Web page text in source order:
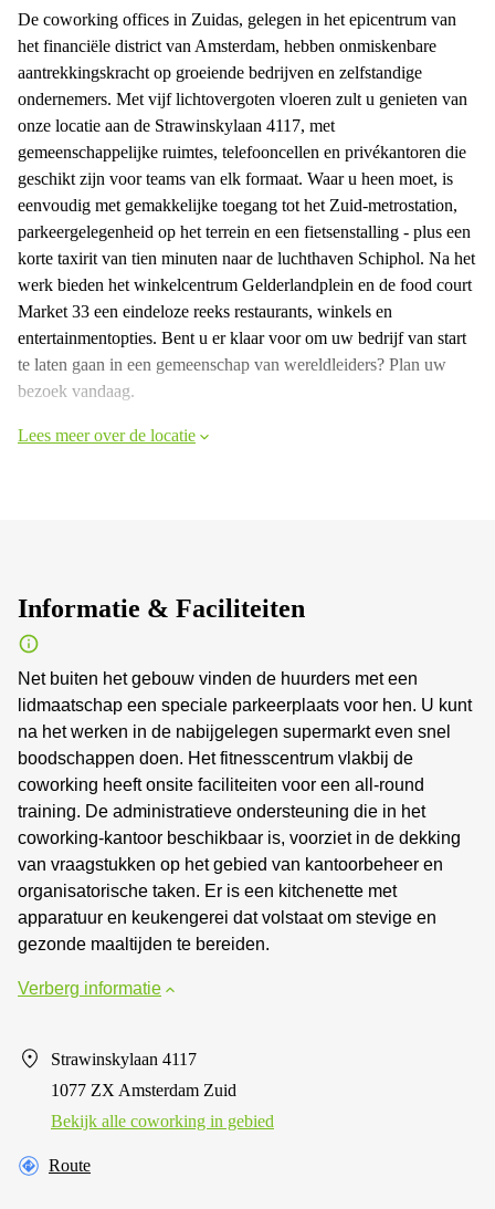
De coworking offices in Zuidas, gelegen in het epicentrum van
het financiële district van Amsterdam, hebben onmiskenbare
aantrekkingskracht op groeiende bedrijven en zelfstandige
ondernemers. Met vijf lichtovergoten vloeren zult u genieten van
onze locatie aan de Strawinskylaan 4117, met
gemeenschappelijke ruimtes, telefooncellen en privékantoren die
geschikt zijn voor teams van elk formaat. Waar u heen moet, is
eenvoudig met gemakkelijke toegang tot het Zuid-metrostation,
parkeergelegenheid op het terrein en een fietsenstalling - plus een
korte taxirit van tien minuten naar de luchthaven Schiphol. Na het
werk bieden het winkelcentrum Gelderlandplein en de food court
Market 33 een eindeloze reeks restaurants, winkels en
entertainmentopties. Bent u er klaar voor om uw bedrijf van start
te laten gaan in een gemeenschap van wereldleiders? Plan uw
bezoek vandaag.
Lees meer over de locatie
Informatie & Faciliteiten
Net buiten het gebouw vinden de huurders met een
lidmaatschap een speciale parkeerplaats voor hen. U kunt
na het werken in de nabijgelegen supermarkt even snel
boodschappen doen. Het fitnesscentrum vlakbij de
coworking heeft onsite faciliteiten voor een all-round
training. De administratieve ondersteuning die in het
coworking-kantoor beschikbaar is, voorziet in de dekking
van vraagstukken op het gebied van kantoorbeheer en
organisatorische taken. Er is een kitchenette met
apparatuur en keukengerei dat volstaat om stevige en
gezonde maaltijden te bereiden.
Verberg informatie
Strawinskylaan 4117
1077 ZX Amsterdam Zuid
Bekijk alle сoworking in gebied
Route